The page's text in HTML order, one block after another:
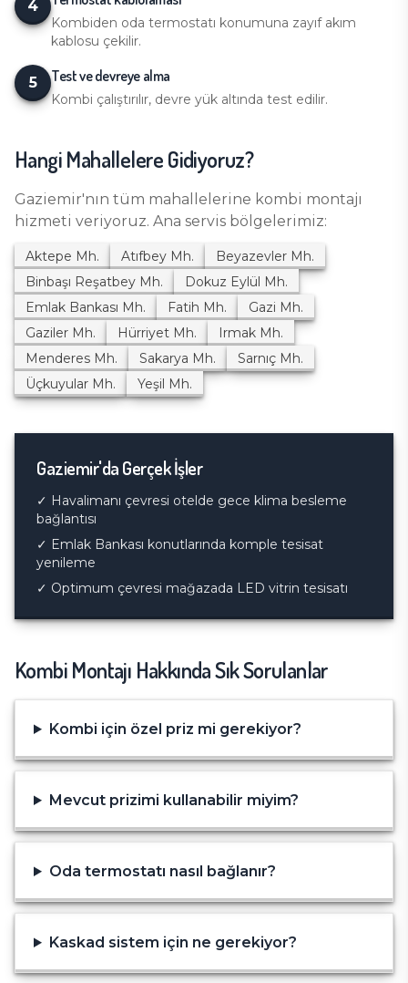
4
Kombiden oda termostatı konumuna zayıf akım
kablosu çekilir.
5 Test ve devreye alma
Kombi çalıştırılır, devre yük altında test edilir.
Hangi Mahallelere Gidiyoruz?
Gaziemir'nın tüm mahallelerine kombi montajı
hizmeti veriyoruz. Ana servis bölgelerimiz:
Aktepe Mh. Atıfbey Mh. Beyazevler Mh.
Binbaşı Reşatbey Mh. Dokuz Eylül Mh.
Emlak Bankası Mh. Fatih Mh. Gazi Mh.
Gaziler Mh. Hürriyet Mh. Irmak Mh.
Menderes Mh. Sakarya Mh. Sarnıç Mh.
Üçkuyular Mh. Yeşil Mh.
Gaziemir'da Gerçek İşler
✓ Havalimanı çevresi otelde gece klima besleme
bağlantısı
✓ Emlak Bankası konutlarında komple tesisat
yenileme
✓ Optimum çevresi mağazada LED vitrin tesisatı
Kombi Montajı Hakkında Sık Sorulanlar
Kombi için özel priz mi gerekiyor?
Mevcut prizimi kullanabilir miyim?
Oda termostatı nasıl bağlanır?
Kaskad sistem için ne gerekiyor?